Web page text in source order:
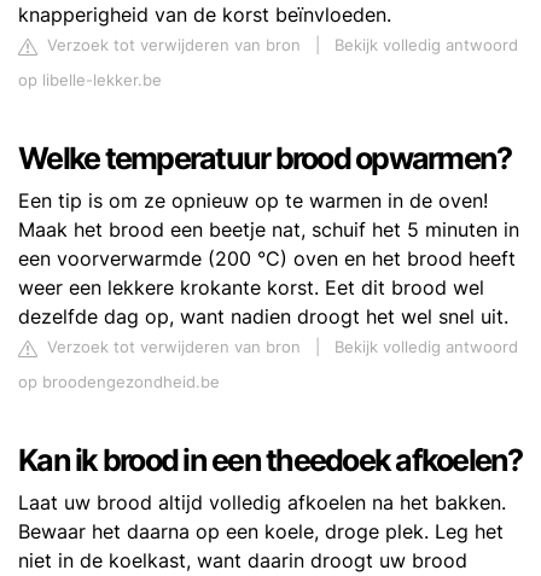
knapperigheid van de korst beïnvloeden.
Verzoek tot verwijderen van bron
Bekijk volledig antwoord
op libelle-lekker.be
Welke temperatuur brood opwarmen?
Een tip is om ze opnieuw op te warmen in de oven!
Maak het brood een beetje nat, schuif het 5 minuten in
een voorverwarmde (200 °C) oven en het brood heeft
weer een lekkere krokante korst. Eet dit brood wel
dezelfde dag op, want nadien droogt het wel snel uit.
Verzoek tot verwijderen van bron
Bekijk volledig antwoord
op broodengezondheid.be
Kan ik brood in een theedoek afkoelen?
Laat uw brood altijd volledig afkoelen na het bakken.
Bewaar het daarna op een koele, droge plek. Leg het
niet in de koelkast, want daarin droogt uw brood